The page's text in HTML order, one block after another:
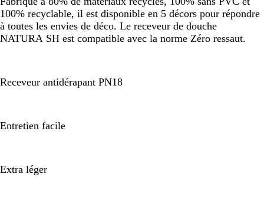
100% recyclable, il est disponible en 5 décors pour répondre
à toutes les envies de déco. Le receveur de douche
NATURA SH est compatible avec la norme Zéro ressaut.
Receveur antidérapant PN18
Entretien facile
Extra léger